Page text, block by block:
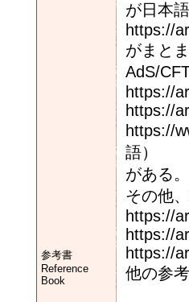
参考書
Reference
Book
が日本
https://
がまと
AdS/
https://
https://
https://
語）
がある。
その他
https://
https://
https://
他の参